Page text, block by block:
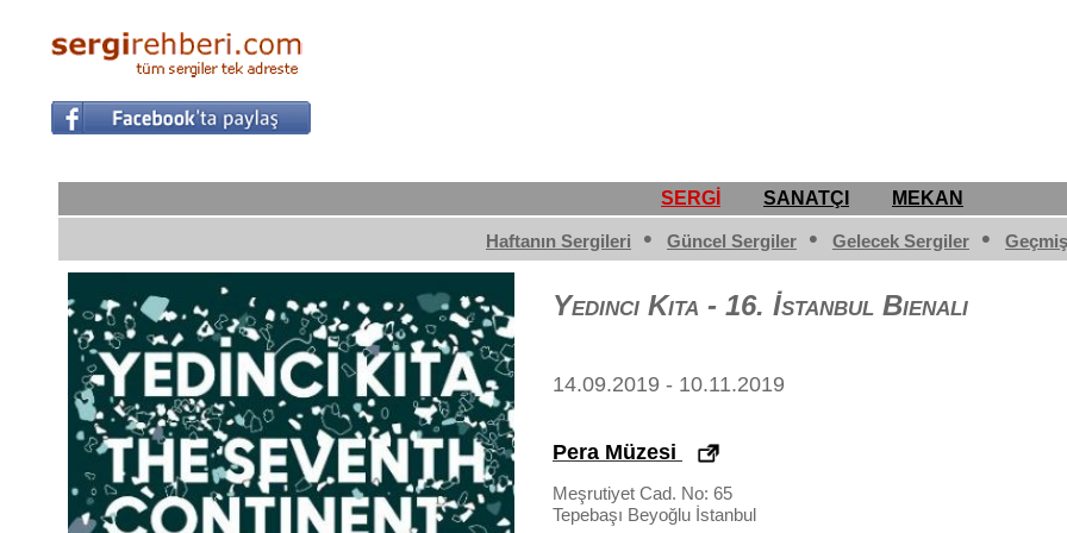
SERGİ SANATÇI MEKAN
Haftanın Sergileri • Güncel Sergiler • Gelecek Sergiler •
Yedinci Kıta - 16. İstanbul Bienali
14.09.2019 - 10.11.2019
Pera Müzesi
Meşrutiyet Cad. No: 65
Tepebaşı Beyoğlu İstanbul